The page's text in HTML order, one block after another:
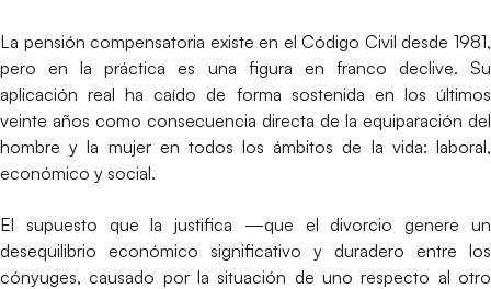
La pensión compensatoria existe en el Código Civil desde 1981,
pero en la práctica es una figura en franco declive. Su
aplicación real ha caído de forma sostenida en los últimos
veinte años como consecuencia directa de la equiparación del
hombre y la mujer en todos los ámbitos de la vida: laboral,
económico y social.
El supuesto que la justifica —que el divorcio genere un
desequilibrio económico significativo y duradero entre los
cónyuges, causado por la situación de uno respecto al otro